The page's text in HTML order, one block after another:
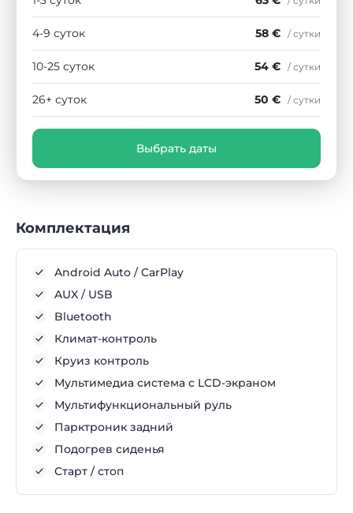
4-9 суток 58 € / сутки
10-25 суток 54 € / сутки
26+ суток 50 € / сутки
Выбрать даты
Комплектация
Android Auto / CarPlay
AUX / USB
Bluetooth
Климат-контроль
Круиз контроль
Мультимедиа система с LCD-экраном
Мультифункциональный руль
Парктроник задний
Подогрев сиденья
Старт / стоп